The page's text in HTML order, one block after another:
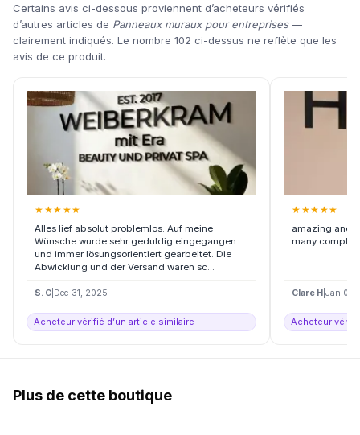
Certains avis ci-dessous proviennent d’acheteurs vérifiés
d’autres articles de Panneaux muraux pour entreprises—
clairement indiqués. Le nombre 102 ci-dessus ne reflète que les
avis de ce produit.
★ ★★ ★★
Alles lief absolut problemlos. Auf meine
Wünsche wurde sehr geduldig eingegangen
und immer lösungsorientiert gearbeitet. Die
Abwicklung und der Versand waren sc...
S. C Dec 31, 2025
Acheteur vérifié d’un article similaire
★ ★★ ★★
amazing and
many
Clare H Jan 06,
Acheteur
Plus de cette boutique